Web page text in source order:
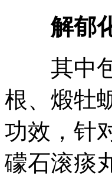
解郁化
其中包
根、煅牡
功效，针
礞石滚痰